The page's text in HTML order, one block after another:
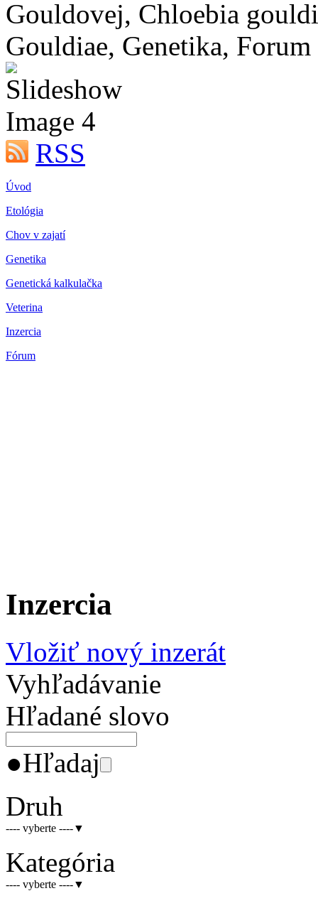
RSS
Úvod
Etológia
Chov v zajatí
Genetika
Genetická kalkulačka
Veterina
Inzercia
Fórum
Inzercia
Vložiť nový inzerát
Vyhľadávanie
Hľadané slovo
●Hľadaj
Druh
---- vyberte ----▼
Kategória
---- vyberte ----▼